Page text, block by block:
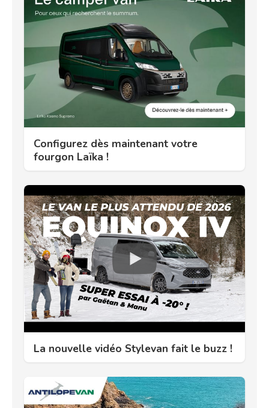
Configurez dès maintenant votre
fourgon Laïka !
La nouvelle vidéo Stylevan fait le buzz !